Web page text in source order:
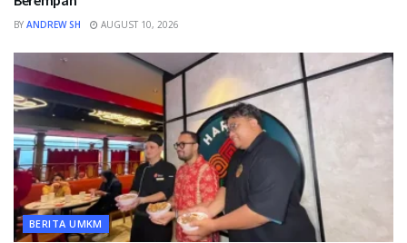
BY ANDREW SH AUGUST 10, 2026
BERITA UMKM